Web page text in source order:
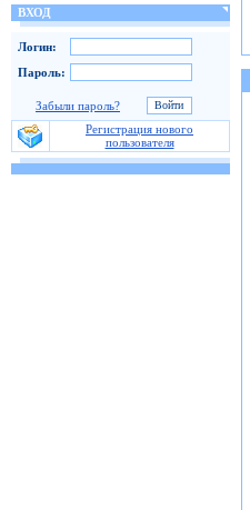
ВХОД
Логин:
Пароль:
Забыли пароль?
Регистрация нового
пользователя